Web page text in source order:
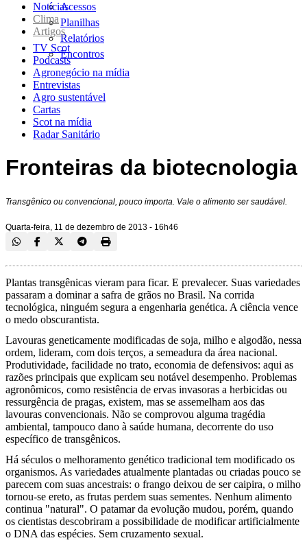
Acessos
Planilhas
Relatórios
Encontros
Notícias
Clima
Artigos
TV Scot
Podcasts
Agronegócio na mídia
Entrevistas
Agro sustentável
Cartas
Scot na mídia
Radar Sanitário
Fronteiras da biotecnologia
Transgênico ou convencional, pouco importa. Vale o alimento ser saudável.
Quarta-feira, 11 de dezembro de 2013 - 16h46
Plantas transgênicas vieram para ficar. E prevalecer. Suas variedades
passaram a dominar a safra de grãos no Brasil. Na corrida
tecnológica, ninguém segura a engenharia genética. A ciência vence
o medo obscurantista.
Lavouras geneticamente modificadas de soja, milho e algodão, nessa
ordem, lideram, com dois terços, a semeadura da área nacional.
Produtividade, facilidade no trato, economia de defensivos: aqui as
razões principais que explicam seu notável desempenho. Problemas
agronômicos, como resistência de ervas invasoras a herbicidas ou
ressurgência de pragas, existem, mas se assemelham aos das
lavouras convencionais. Não se comprovou alguma tragédia
ambiental, tampouco dano à saúde humana, decorrente do uso
específico de transgênicos.
Há séculos o melhoramento genético tradicional tem modificado os
organismos. As variedades atualmente plantadas ou criadas pouco se
parecem com suas ancestrais: o frango deixou de ser caipira, o milho
tornou-se ereto, as frutas perdem suas sementes. Nenhum alimento
continua "natural". O patamar da evolução mudou, porém, quando
os cientistas descobriram a possibilidade de modificar artificialmente
o DNA das espécies. Sem cruzamento sexual.